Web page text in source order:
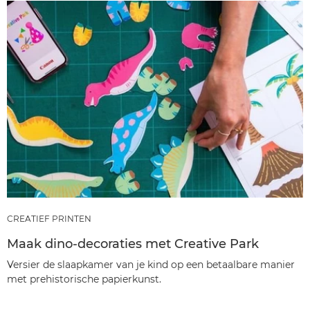
CREATIEF PRINTEN
Maak dino-decoraties met Creative Park
Versier de slaapkamer van je kind op een betaalbare manier
met prehistorische papierkunst.